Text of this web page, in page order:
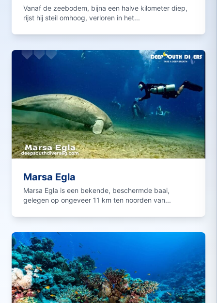
Vanaf de zeebodem, bijna een halve kilometer diep,
rijst hij steil omhoog, verloren in het...
Marsa Egla
Marsa Egla is een bekende, beschermde baai,
gelegen op ongeveer 11 km ten noorden van...